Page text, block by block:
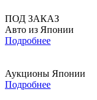
ПОД ЗАКАЗ
Авто из Японии
Подробнее
Аукционы Японии
Подробнее